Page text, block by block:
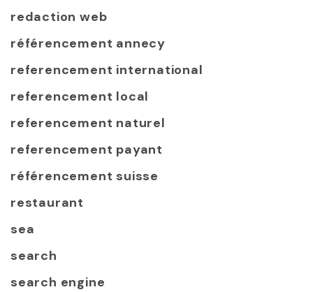
redaction web
référencement annecy
referencement international
referencement local
referencement naturel
referencement payant
référencement suisse
restaurant
sea
search
search engine